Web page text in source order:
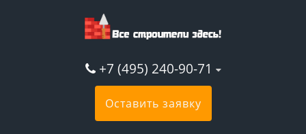
+7 (495) 240-90-71
Оставить заявку